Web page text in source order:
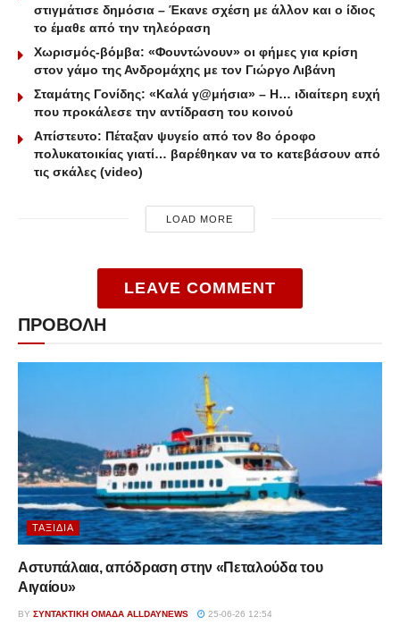
στιγμάτισε δημόσια – Έκανε σχέση με άλλον και ο ίδιος
το έμαθε από την τηλεόραση
Χωρισμός-βόμβα: «Φουντώνουν» οι φήμες για κρίση
στον γάμο της Ανδρομάχης με τον Γιώργο Λιβάνη
Σταμάτης Γονίδης: «Καλά γ@μήσια» – Η… ιδιαίτερη ευχή
που προκάλεσε την αντίδραση του κοινού
Απίστευτο: Πέταξαν ψυγείο από τον 8ο όροφο
πολυκατοικίας γιατί… βαρέθηκαν να το κατεβάσουν από
τις σκάλες (video)
LOAD MORE
LEAVE COMMENT
ΠΡΟΒΟΛΗ
ΤΑΞΊΔΙΑ
Αστυπάλαια, απόδραση στην «Πεταλούδα του
Αιγαίου»
BY ΣΥΝΤΑΚΤΙΚΉ ΟΜΆΔΑ ALLDAYNEWS 25-06-26 12:54